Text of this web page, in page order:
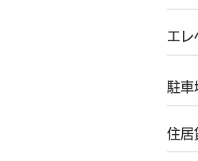
エレ
駐車
住居